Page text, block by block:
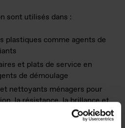
sont utilisés dans :
plastiques comme agents de
et plats de service en
de démoulage
nettoyants ménagers pour
la résistance, la brillance et